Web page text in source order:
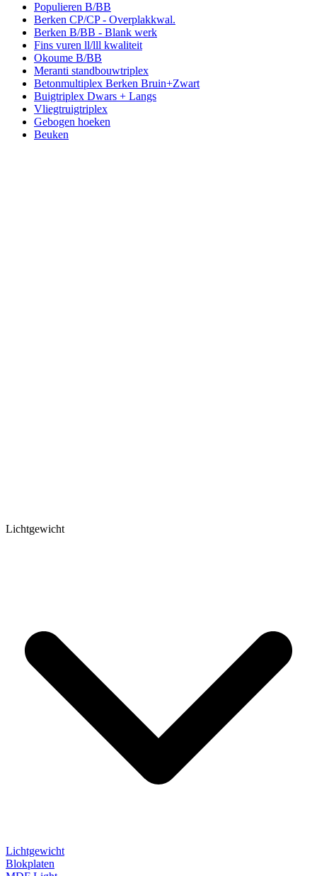
Populieren B/BB
Berken CP/CP - Overplakkwal.
Berken B/BB - Blank werk
Fins vuren ll/lll kwaliteit
Okoume B/BB
Meranti standbouwtriplex
Betonmultiplex Berken Bruin+Zwart
Buigtriplex Dwars + Langs
Vliegtruigtriplex
Gebogen hoeken
Beuken
Lichtgewicht
Lichtgewicht
Blokplaten